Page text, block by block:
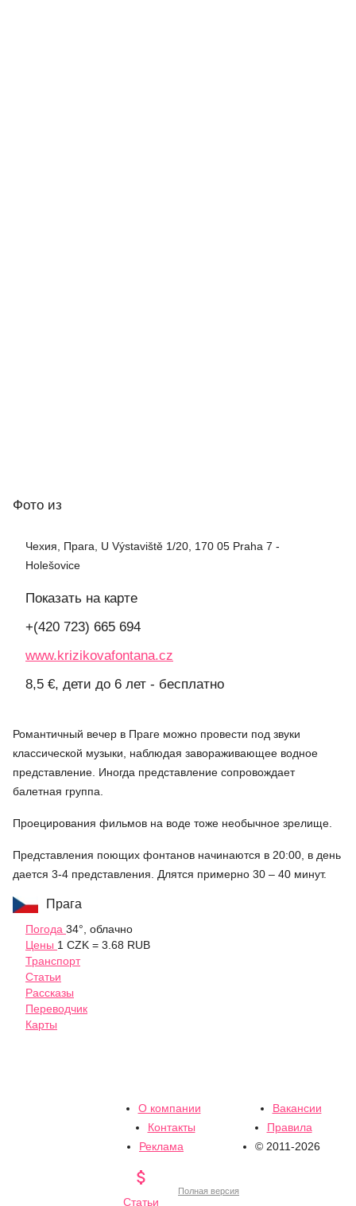
Фото из
Чехия, Прага, U Výstaviště 1/20, 170 05 Praha 7 -
Holešovice
Показать на карте
+(420 723) 665 694
www.krizikovafontana.cz
8,5 €, дети до 6 лет - бесплатно
Романтичный вечер в Праге можно провести под звуки
классической музыки, наблюдая завораживающее водное
представление. Иногда представление сопровождает
балетная группа.
Проецирования фильмов на воде тоже необычное зрелище.
Представления поющих фонтанов начинаются в 20:00, в день
дается 3-4 представления. Длятся примерно 30 – 40 минут.
Прага
Погода 34°, облачно
Цены 1 CZK = 3.68 RUB
Транспорт
Статьи
Рассказы
Переводчик
Карты
О компании
Вакансии
Контакты
Правила
Реклама
© 2011-2026

Статьи
Полная версия